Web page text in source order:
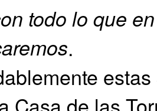
todo lo que
.
estas